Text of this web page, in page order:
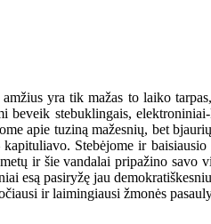
yra tik mažas to laiko
stebuklingais,
apie tuziną mažesnių, bet
Stebėjome ir
ir šie vandalai pripažino savo
esą pasiryžę jau
ir laimingiausi žmonės